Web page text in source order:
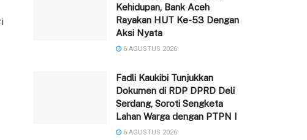
Kehidupan, Bank Aceh
Rayakan HUT Ke-53 Dengan
Aksi Nyata
6 AGUSTUS 2026
Fadli Kaukibi Tunjukkan
Dokumen di RDP DPRD Deli
Serdang, Soroti Sengketa
Lahan Warga dengan PTPN I
6 AGUSTUS 2026